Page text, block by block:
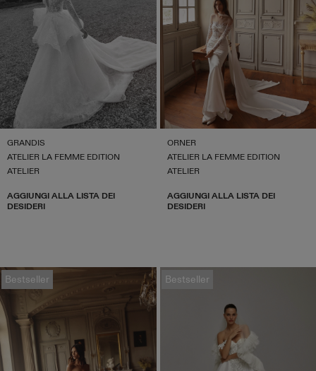
GRANDIS
ATELIER LA FEMME EDITION
ATELIER
AGGIUNGI ALLA LISTA DEI
DESIDERI
ORNER
ATELIER LA FEMME EDITION
ATELIER
AGGIUNGI ALLA LISTA DEI
DESIDERI
Bestseller Bestseller